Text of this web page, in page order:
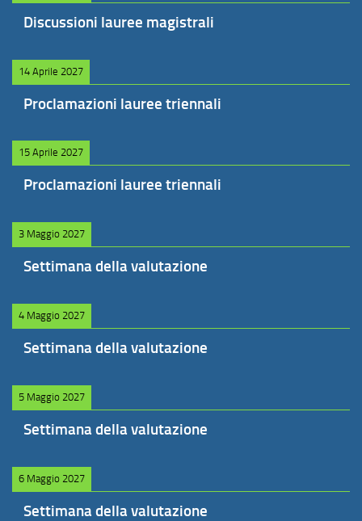
Discussioni lauree magistrali
14 Aprile 2027
Proclamazioni lauree triennali
15 Aprile 2027
Proclamazioni lauree triennali
3 Maggio 2027
Settimana della valutazione
4 Maggio 2027
Settimana della valutazione
5 Maggio 2027
Settimana della valutazione
6 Maggio 2027
Settimana della valutazione